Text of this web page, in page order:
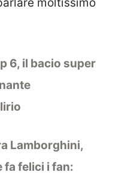
6, il bacio super
Lamborghini,
fa felici i fan: